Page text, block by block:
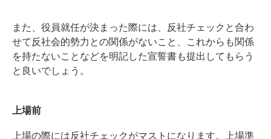
また、役員就任が決まった際には、反社チェックと合わ
せて反社会的勢力との関係がないこと、これからも関係
を持たないことなどを明記した宣誓書も提出してもらう
と良いでしょう。
上場前
上場の際には反社チェックがマストになります。上場準